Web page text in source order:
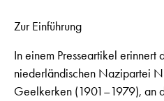
Zur Einführung
In einem Presseartikel
niederländischen Nazipartei
Geelkerken (1901–1979), an